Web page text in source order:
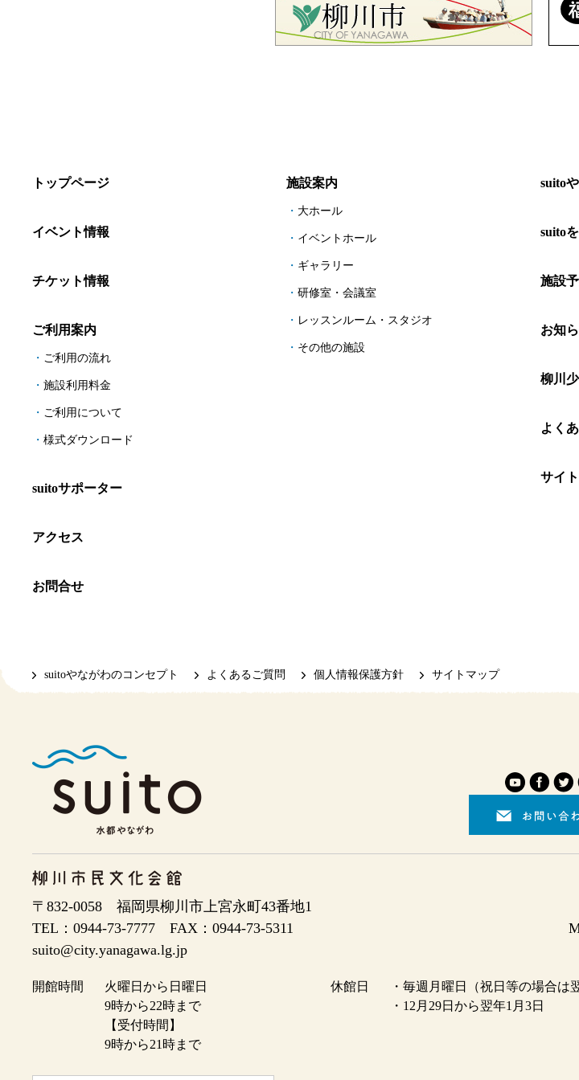
トップページ
イベント情報
チケット情報
ご利用案内
ご利用の流れ
施設利用料金
ご利用について
様式ダウンロード
suitoサポーター
アクセス
お問合せ
施設案内
大ホール
イベントホール
ギャラリー
研修室・会議室
レッスンルーム・スタジオ
その他の施設
suito
suito
施設
お知
柳川
よく
サイ
suitoやながわのコンセプト よくあるご質問 個人情報保護方針 サイトマップ
〒832-0058 福岡県柳川市上宮永町43番地1
TEL：0944-73-7777 FAX：0944-73-5311
suito@city.yanagawa.lg.jp
開館時間
火曜日から日曜日
9時から22時まで
【受付時間】
9時から21時まで
休館日
・毎週月曜日（祝日等の場合は
・12月29日から翌年1月3日